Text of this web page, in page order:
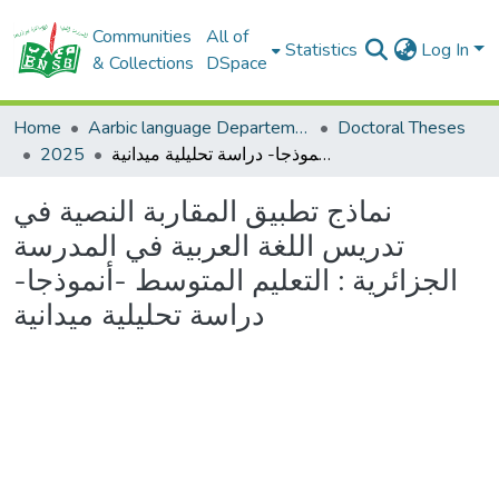
Communities
& Collections
All of
DSpace
Statistics Log In
Home Aarbic language Departement
Doctoral Theses
2025
نماذج تطبيق المقاربة النصية في تدريس اللغة العربية في المدرسة الجزائرية : التعليم المتوسط -أنموذجا- دراسة تحليلية ميدانية
نماذج تطبيق المقاربة النصية في
تدريس اللغة العربية في المدرسة
الجزائرية : التعليم المتوسط -أنموذجا-
دراسة تحليلية ميدانية